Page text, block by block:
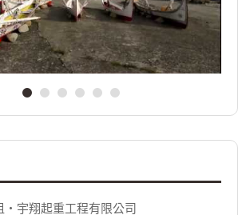
‧宇翔起重工程有限公司